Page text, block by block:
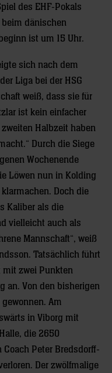
des EHF-Pokals
dänischen
ist um 15 Uhr.
sich nach dem
Liga bei der HSG
weiß, dass sie für
ist kein einfacher
Halbzeit haben
Durch die Siege
Wochenende
Löwen nun in Kolding
Doch die
Kaliber als die
vielleicht auch als
Mannschaft“, weiß
Tatsächlich führt
mit zwei Punkten
an. Von den bisherigen
Am
in Viborg mit
die 2650
Peter Bredsdorff-
Der zwölfmalige